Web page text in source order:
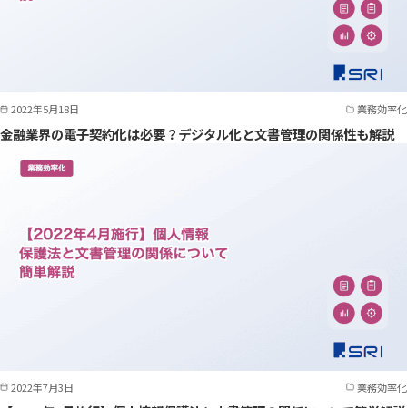
2022年5月18日 業務効率化
金融業界の電子契約化は必要？デジタル化と文書管理の関係性も解説
2022年7月3日 業務効率化